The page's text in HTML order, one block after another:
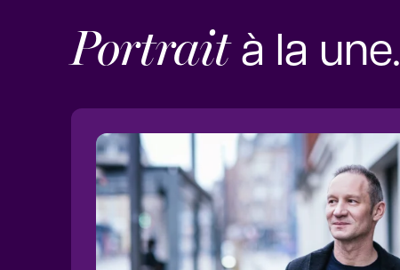
Portraità la une.